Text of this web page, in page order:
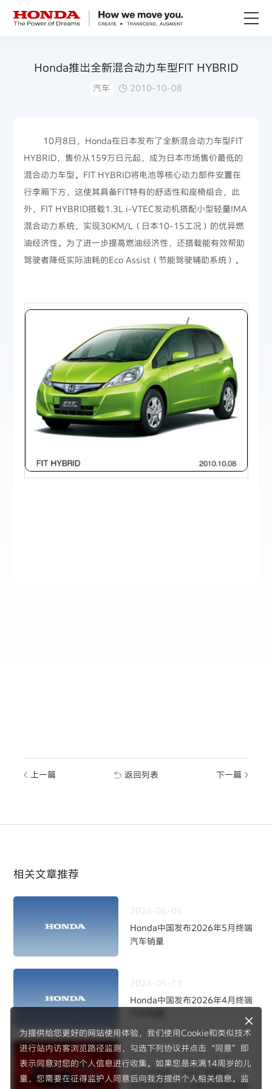
赛事运动
新闻资讯
Honda推出全新混合动力车型FIT HYBRID
汽车 2010-10-08
10月8日，Honda在日本发布了全新混合动力车型FIT
HYBRID，售价从159万日元起，成为日本市场售价最低的
混合动力车型。FIT HYBRID将电池等核心动力部件安置在
行李厢下方，这使其具备FIT特有的舒适性和座椅组合，此
外，FIT HYBRID搭载1.3L i-VTEC发动机搭配小型轻量IMA
混合动力系统，实现30KM/L（日本10-15工况）的优异燃
油经济性。为了进一步提高燃油经济性，还搭载能有效帮助
驾驶者降低实际油耗的Eco Assist（节能驾驶辅助系统）。
上一篇 返回列表 下一篇
相关文章推荐
2026-06-05
Honda中国发布2026年5月终端
汽车销量
2026-05-11
Honda中国发布2026年4月终端
2026-04-22
二十正当红，CIVIC燃擎日
东风本田CIVIC中国20年限定版焕
为提供给您更好的网站使用体验，我们使用Cookie和类似技术
进行站内访客浏览路径监测，勾选下列协议并点击“同意”即
表示同意对您的个人信息进行收集。如果您是未满14周岁的儿
童，您需要在征得监护人同意后向我方提供个人相关信息。监
F1®赛事